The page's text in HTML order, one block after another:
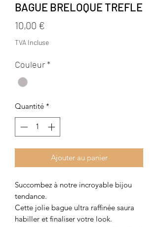
BAGUE BRELOQUE TREFLE
10,00 €
TVA Incluse
Couleur*
Quantité *
Ajouter au panier
Succombez à notre incroyable bijou
tendance.
Cette jolie bague ultra raffinée saura
habiller et finaliser votre look.